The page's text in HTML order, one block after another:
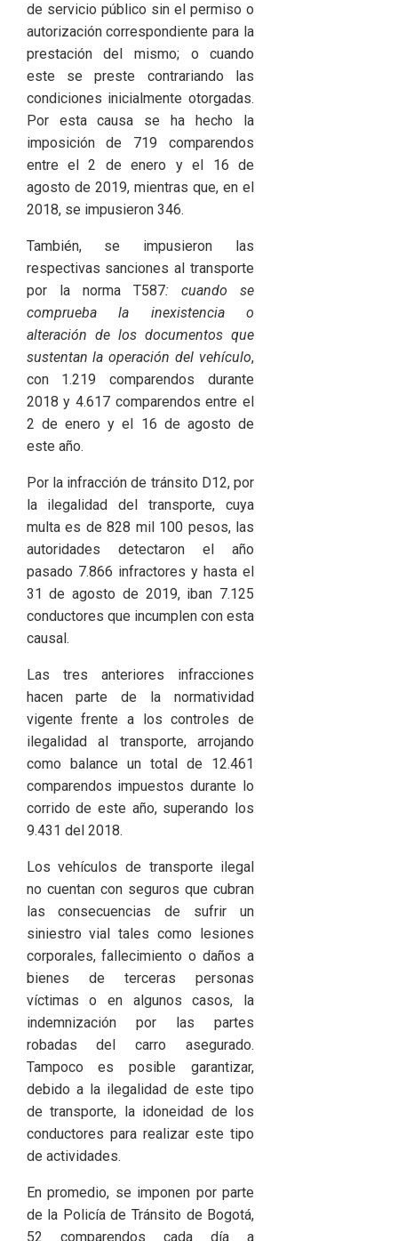
de servicio público sin el permiso o
autorización correspondiente para la
prestación del mismo; o cuando
este se preste contrariando las
condiciones inicialmente otorgadas.
Por esta causa se ha hecho la
imposición de 719 comparendos
entre el 2 de enero y el 16 de
agosto de 2019, mientras que, en el
2018, se impusieron 346.
También, se impusieron las
respectivas sanciones al transporte
por la norma T587: cuando se
comprueba la inexistencia o
alteración de los documentos que
sustentan la operación del vehículo,
con 1.219 comparendos durante
2018 y 4.617 comparendos entre el
2 de enero y el 16 de agosto de
este año.
Por la infracción de tránsito D12, por
la ilegalidad del transporte, cuya
multa es de 828 mil 100 pesos, las
autoridades detectaron el año
pasado 7.866 infractores y hasta el
31 de agosto de 2019, iban 7.125
conductores que incumplen con esta
causal.
Las tres anteriores infracciones
hacen parte de la normatividad
vigente frente a los controles de
ilegalidad al transporte, arrojando
como balance un total de 12.461
comparendos impuestos durante lo
corrido de este año, superando los
9.431 del 2018.
Los vehículos de transporte ilegal
no cuentan con seguros que cubran
las consecuencias de sufrir un
siniestro vial tales como lesiones
corporales, fallecimiento o daños a
bienes de terceras personas
víctimas o en algunos casos, la
indemnización por las partes
robadas del carro asegurado.
Tampoco es posible garantizar,
debido a la ilegalidad de este tipo
de transporte, la idoneidad de los
conductores para realizar este tipo
de actividades.
En promedio, se imponen por parte
de la Policía de Tránsito de Bogotá,
52 comparendos cada día a